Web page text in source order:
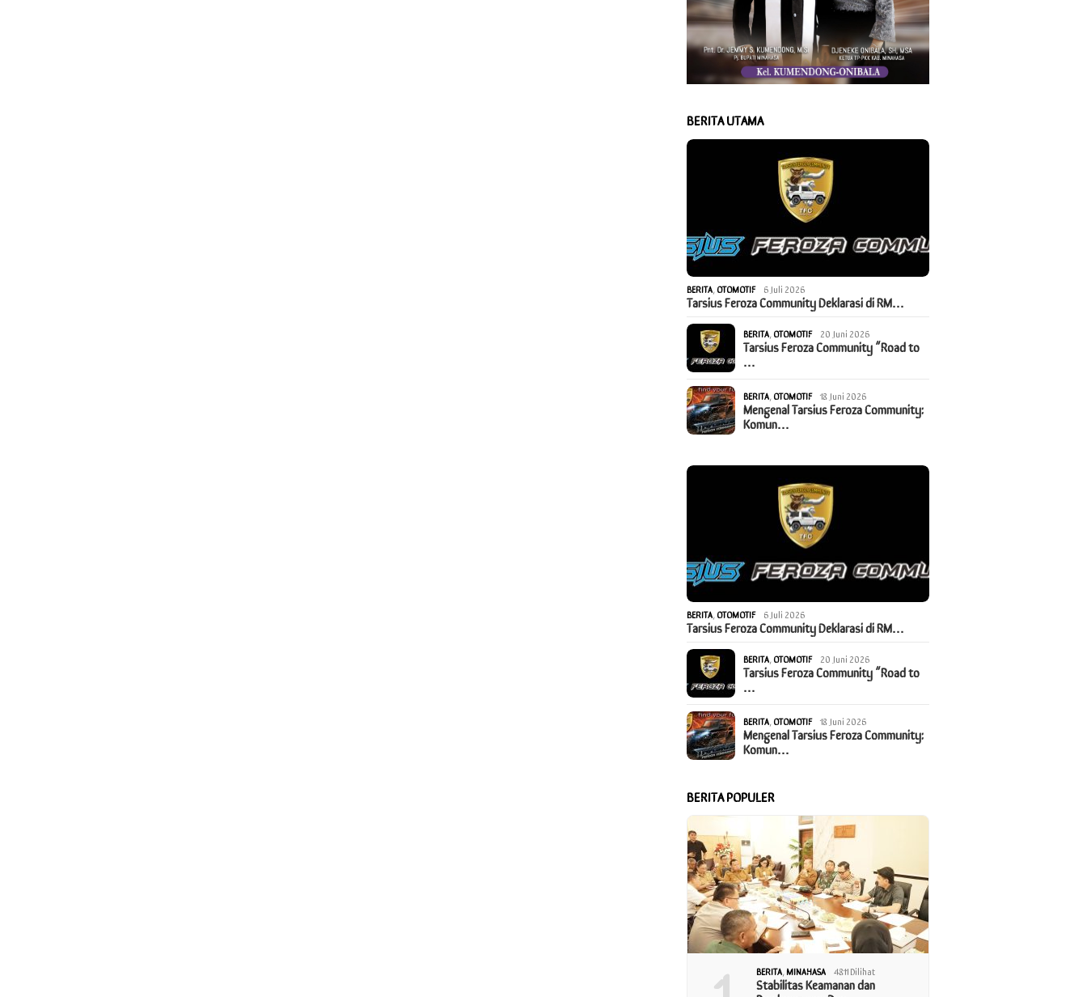
BERITA UTAMA
BERITA,OTOMOTIF 6 Juli 2026
Tarsius Feroza Community Deklarasi di RM…
BERITA,OTOMOTIF 20 Juni 2026
Tarsius Feroza Community “Road to
…
BERITA,OTOMOTIF 18 Juni 2026
Mengenal Tarsius Feroza Community:
Komun…
BERITA,OTOMOTIF 6 Juli 2026
Tarsius Feroza Community Deklarasi di RM…
BERITA,OTOMOTIF 20 Juni 2026
Tarsius Feroza Community “Road to
…
BERITA,OTOMOTIF 18 Juni 2026
Mengenal Tarsius Feroza Community:
Komun…
BERITA POPULER
BERITA,MINAHASA 4811 Dilihat
Stabilitas Keamanan dan